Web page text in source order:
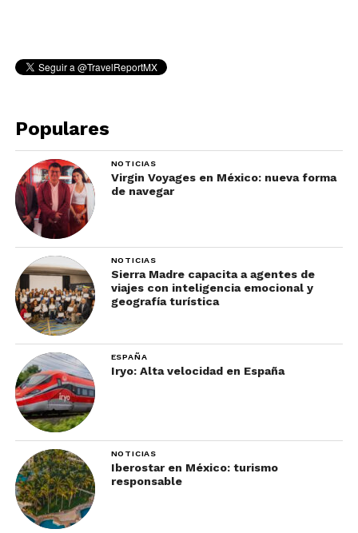
Populares
NOTICIAS
Virgin Voyages en México: nueva forma
de navegar
NOTICIAS
Sierra Madre capacita a agentes de
viajes con inteligencia emocional y
geografía turística
ESPAÑA
Iryo: Alta velocidad en España
NOTICIAS
Iberostar en México: turismo
responsable